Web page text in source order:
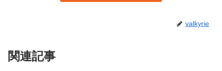
valkyrie
関連記事